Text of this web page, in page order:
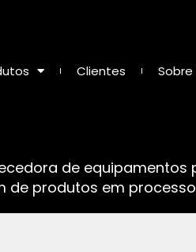
Clientes Sobre
de
produtos em